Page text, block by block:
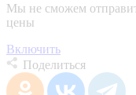
Мы не сможем
цены
Включить
Поделиться